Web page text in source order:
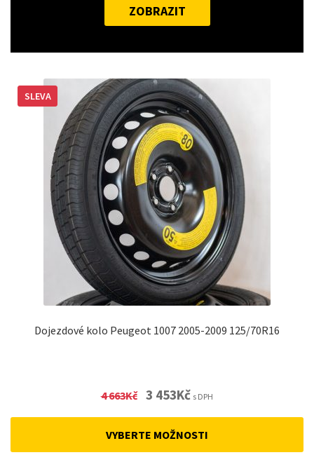
ZOBRAZIT
Dojezdové kolo Peugeot 1007 2005-2009 125/70R16
SLEVA
4 663Kč Original
3 453KčCurrent
s DPH
VYBERTE MOŽNOSTI